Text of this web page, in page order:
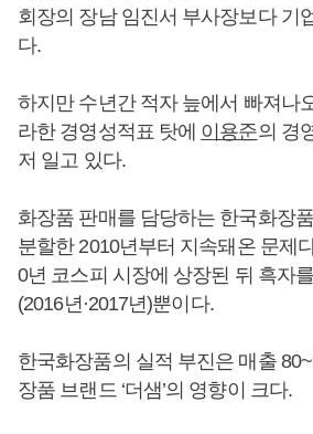
회장의 장남 임진서 부사장보다 기
다.
하지만 수년간 적자 늪에서 빠져나
라한 경영성적표 탓에 이용준의 경
저 일고 있다.
화장품 판매를 담당하는 한국화장
분할한 2010년부터 지속돼온 문제
0년 코스피 시장에 상장된 뒤 흑자
(2016년·2017년)뿐이다.
한국화장품의 실적 부진은 매출
장품 브랜드 ‘더샘’의 영향이 크다.